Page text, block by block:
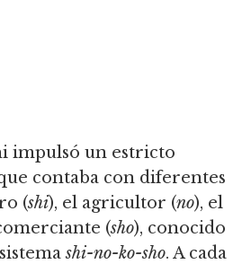
impulsó un estricto
contaba con diferentes
(shi), el agricultor (no), el
(sho), conocido
shi-no-ko-sho. A cada